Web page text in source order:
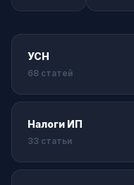
УСН
68 статей
Налоги ИП
33 статьи